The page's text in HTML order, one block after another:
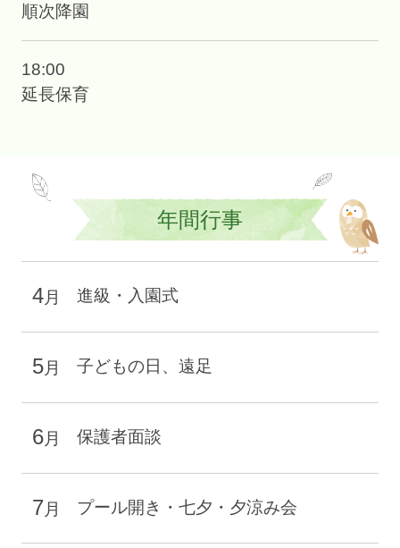
順次降園
18:00
延長保育
年間行事
4月 進級・入園式
5月 子どもの日、遠足
6月 保護者面談
7月 プール開き・七夕・夕涼み会